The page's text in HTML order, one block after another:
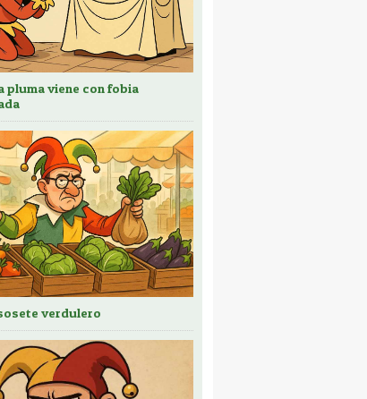
pluma viene con fobia
verdulero